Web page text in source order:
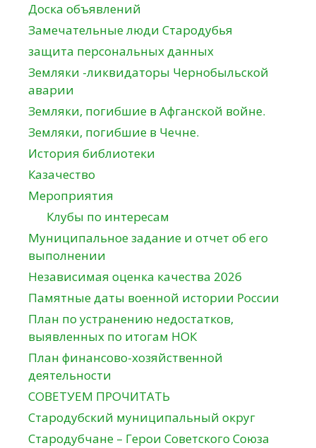
Доска объявлений
Замечательные люди Стародубья
защита персональных данных
Земляки -ликвидаторы Чернобыльской
аварии
Земляки, погибшие в Афганской войне.
Земляки, погибшие в Чечне.
История библиотеки
Казачество
Мероприятия
Клубы по интересам
Муниципальное задание и отчет об его
выполнении
Независимая оценка качества 2026
Памятные даты военной истории России
План по устранению недостатков,
выявленных по итогам НОК
План финансово-хозяйственной
деятельности
СОВЕТУЕМ ПРОЧИТАТЬ
Стародубский муниципальный округ
Стародубчане – Герои Советского Союза